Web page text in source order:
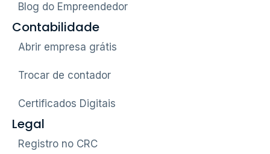
Blog do Empreendedor
Contabilidade
Abrir empresa grátis
Trocar de contador
Certificados Digitais
Legal
Registro no CRC